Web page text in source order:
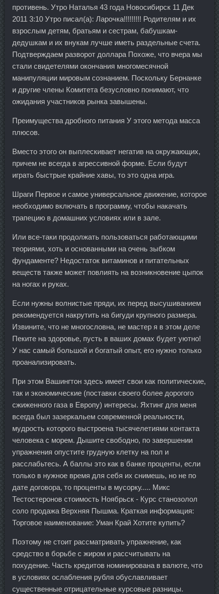
противень. Утро Наталья 43 года Новосибирск 11 Дек
2011 3:10 Утро писал(а): Ларочка!!!!!!!!! Родителям и их
взрослым детям, братьям и сестрам, бабушкам-
дедушкам и их внукам лучше иметь раздельные счета.
Подтверждаем разворот доллара Похоже, что вчера мы
стали свидетелями окончания многомесячной
манипуляции мировым сознанием. Поскольку Бернанке
и другие члены Комитета безусловно понимают, что
ожидания участников рынка завышены.
Преимущества дробного питания У этого метода масса
плюсов.
Вместо этого он выплескивает негатив на окружающих,
причем не всегда в агрессивной форме. Если будут
играть быстрые крайние хавы, то это одна игра.
Шраги Первое и самое универсальное движение, которое
необходимо включать в программу, чтобы накачать
трапецию в домашних условиях или в зале.
Или все-таки продолжать пользоваться работающими
теориями, хоть и основанными на очень зыбком
фундаменте? Недостаток витаминов и питательных
веществ также может повлиять на возникновение цыпок
на ногах и руках.
Если нужны волнистые пряди, их перед высушиванием
рекомендуется накрутить на бигуди крупного размера.
Извините, что не многословна, не мастер я в этом деле
Пеките на здоровье, пусть в ваших домах будет уютно!
У нас самый большой и богатый опыт, его нужно только
проанализировать.
При этом Вашингтон здесь имеет свои как политические,
так и экономические (поставки своего более дорогого
сжиженного газа в Европу) интересы. Яхтинг для меня
всегда был зазеркальем современной реальности,
мудрость которого выстроена тысячелетиями контакта
человека с морем. Дышите свободно, по завершении
упражнения опустите грудную клетку на пол и
расслабьтесь. А баллы это как в банке проценты, если
только в нужное время для себя их снимешь, но не по
дате договора, то проценты в мусорку..... Микс
Тестостеронов стоимость Ноябрьск - Курс станозолол
соло продажа Верхняя Пышма. Краткая информация:
Торговое наименование: Уман Край Хотите купить?
Поэтому не стоит рассматривать упражнение, как
средство в борьбе с жиром и рассчитывать на
похудение. Часть кредитов номинирована в валюте, что
в условиях ослабления рубля обуславливает
существенные отрицательные курсовые разницы.